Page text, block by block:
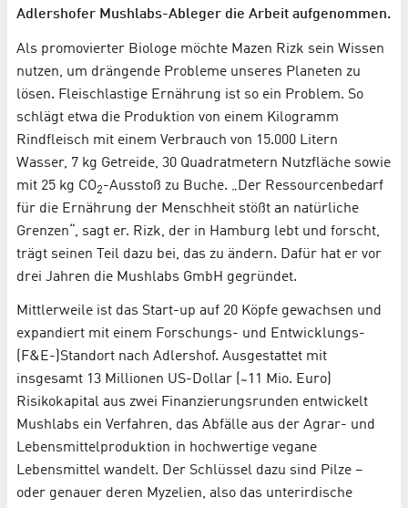
Adlershofer Mushlabs-Ableger die Arbeit aufgenommen.
Als promovierter Biologe möchte Mazen Rizk sein Wissen
nutzen, um drängende Probleme unseres Planeten zu
lösen. Fleischlastige Ernährung ist so ein Problem. So
schlägt etwa die Produktion von einem Kilogramm
Rindfleisch mit einem Verbrauch von 15.000 Litern
Wasser, 7 kg Getreide, 30 Quadratmetern Nutzfläche sowie
mit 25 kg CO2-Ausstoß zu Buche. „Der Ressourcenbedarf
für die Ernährung der Menschheit stößt an natürliche
Grenzen“, sagt er. Rizk, der in Hamburg lebt und forscht,
trägt seinen Teil dazu bei, das zu ändern. Dafür hat er vor
drei Jahren die Mushlabs GmbH gegründet.
Mittlerweile ist das Start-up auf 20 Köpfe gewachsen und
expandiert mit einem Forschungs- und Entwicklungs-
(F&E-)Standort nach Adlershof. Ausgestattet mit
insgesamt 13 Millionen US-Dollar ( ̴ 11 Mio. Euro)
Risikokapital aus zwei Finanzierungsrunden entwickelt
Mushlabs ein Verfahren, das Abfälle aus der Agrar- und
Lebensmittelproduktion in hochwertige vegane
Lebensmittel wandelt. Der Schlüssel dazu sind Pilze –
oder genauer deren Myzelien, also das unterirdische